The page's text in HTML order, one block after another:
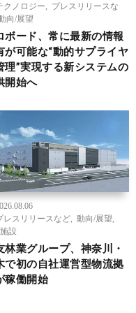
クノロジー
プレスリリースな
向/展望
ボード、常に最新の情報
が可能な“動的サプライヤ
理”実現する新システムの
開始へ
レスリリースなど
動向/展望
設
林業グループ、神奈川・
で初の自社運営型物流拠
稼働開始